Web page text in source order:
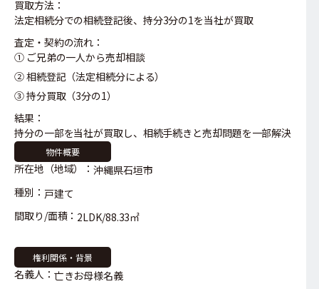
買取方法：
法定相続分での相続登記後、 持分3分の1を当社が買取
査定・契約の流れ：
① ご兄弟の一人から売却相談
② 相続登記（法定相続分による）
③ 持分買取（3分の1）
結果：
持分の一部を当社が買取し、相続手続きと売却問題を一部解決
物件概要
所在地（地域）：沖縄県石垣市
種別： 戸建て
間取り/面積： 2LDK/88.33㎡
権利関係・背景
名義人： 亡きお母様名義